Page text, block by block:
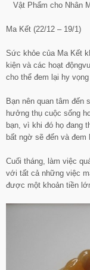
Vật Phẩm cho Nhân
Ma Kết (22/12 – 19/1)
Sức khỏe của Ma Kết
kiện và các hoạt
cho thể đem lại hy
Bạn nên quan tâm đến
hưởng thụ cuộc sống
bạn, vì khi đó họ đang
bất ngờ sẽ đến và đem
Cuối tháng, làm việc
với tất cả những việc
được một khoản tiền